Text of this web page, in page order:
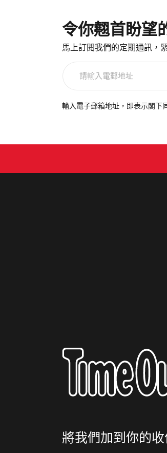
令你翹首盼望
馬上訂閱我們的定期通訊，
電
輸入電子郵箱地址，即表示閣下
將我們加到你的收